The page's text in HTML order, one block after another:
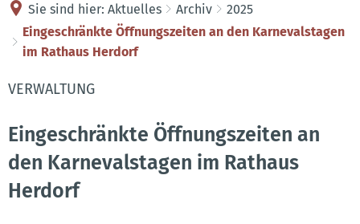
Sie sind hier: Aktuelles Archiv
2025
Eingeschränkte Öffnungszeiten an den Karnevalstagen
im Rathaus Herdorf
VERWALTUNG
Eingeschränkte Öffnungszeiten an
den Karnevalstagen im Rathaus
Herdorf